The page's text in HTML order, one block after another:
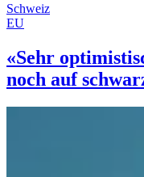
Schweiz
EU
«Sehr
noch auf